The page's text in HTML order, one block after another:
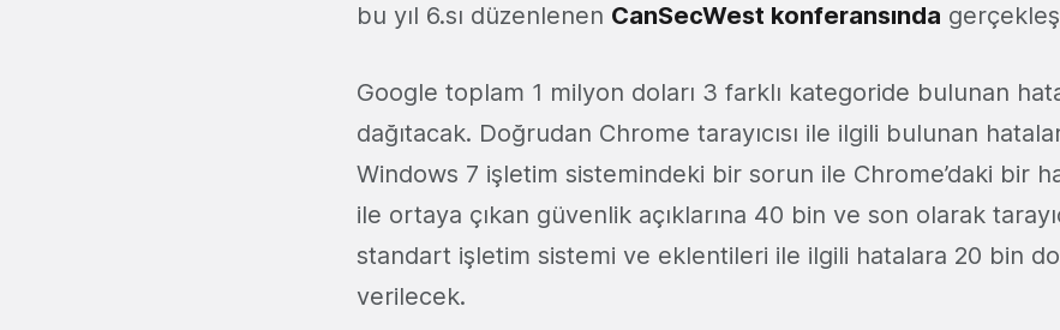
bu yıl 6.sı düzenlenen CanSecWest konferansında
Google toplam 1 milyon doları 3 farklı kategoride bulunan
dağıtacak. Doğrudan Chrome tarayıcısı ile ilgili bulunan
Windows 7 işletim sistemindeki bir sorun ile Chrome’daki bir
ile ortaya çıkan güvenlik açıklarına 40 bin ve son olarak
standart işletim sistemi ve eklentileri ile ilgili hatalara 20 bin
verilecek.